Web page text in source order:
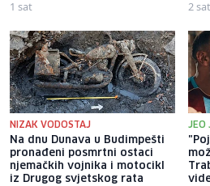
1 sat 2
NIZAK VODOSTAJ
Na dnu Dunava u Budimpešti
pronađeni posmrtni ostaci
njemačkih vojnika i motocikl
iz Drugog svjetskog rata
JEO